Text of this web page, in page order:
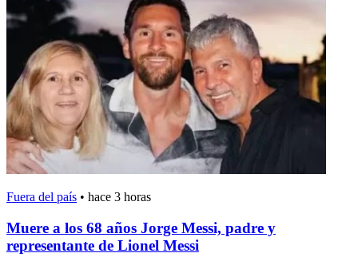
Fuera del país • hace 3 horas
Muere a los 68 años Jorge Messi, padre y
representante de Lionel Messi